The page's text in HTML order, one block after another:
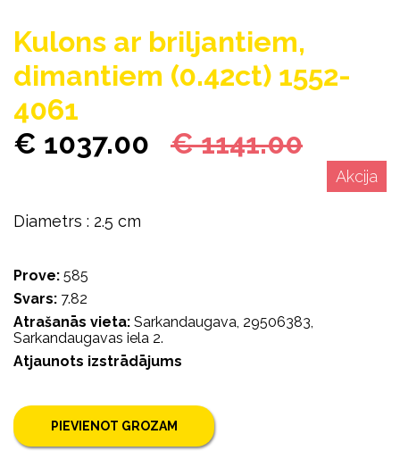
Kulons ar briljantiem,
dimantiem (0.42ct) 1552-
4061
€ 1037.00 € 1141.00
Akcija
Diametrs : 2.5 cm
Prove: 585
Svars: 7.82
Atrašanās vieta: Sarkandaugava, 29506383,
Sarkandaugavas iela 2.
Atjaunots izstrādājums
PIEVIENOT GROZAM